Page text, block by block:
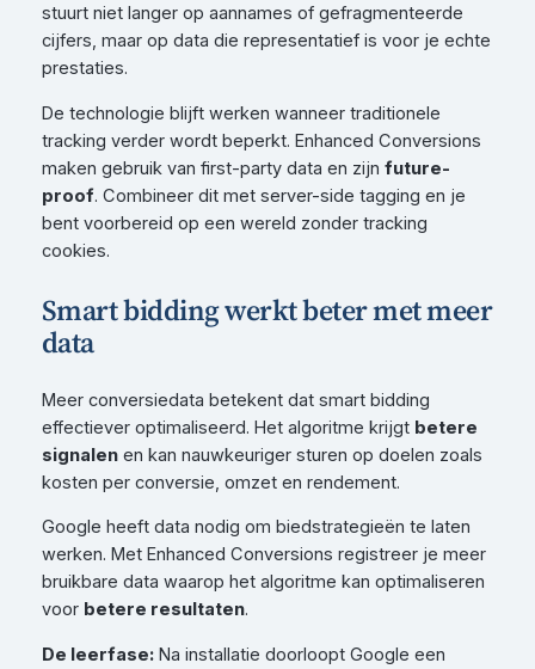
stuurt niet langer op aannames of gefragmenteerde
cijfers, maar op data die representatief is voor je echte
prestaties.
De technologie blijft werken wanneer traditionele
tracking verder wordt beperkt. Enhanced Conversions
maken gebruik van first-party data en zijn future-
proof. Combineer dit met server-side tagging en je
bent voorbereid op een wereld zonder tracking
cookies.
Smart bidding werkt beter met meer
data
Meer conversiedata betekent dat smart bidding
effectiever optimaliseerd. Het algoritme krijgt betere
signalenen kan nauwkeuriger sturen op doelen zoals
kosten per conversie, omzet en rendement.
Google heeft data nodig om biedstrategieën te laten
werken. Met Enhanced Conversions registreer je meer
bruikbare data waarop het algoritme kan optimaliseren
voor betere resultaten.
De leerfase:Na installatie doorloopt Google een